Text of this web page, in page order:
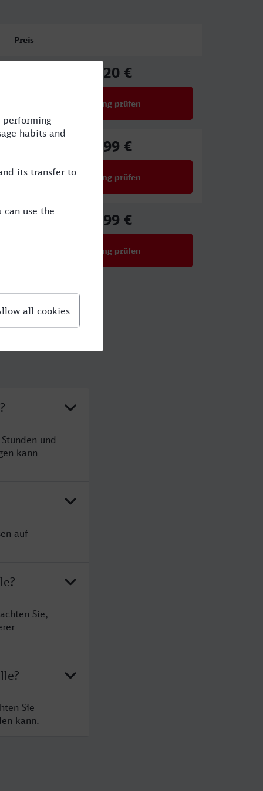
Preis
17,20 €
Verbindung prüfen
42,99 €
Verbindung prüfen
37,99 €
Verbindung prüfen
und
kann
auf
Sie,
Sie
kann.